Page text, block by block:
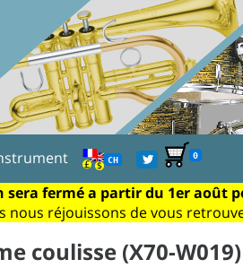
CH 0
sera fermé a partir du 1er août
nous réjouissons de vous
coulisse (X70-W019)